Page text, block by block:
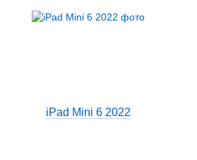
iPad Mini 6 2022